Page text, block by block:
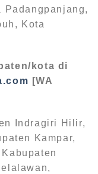
Padangpanjang,
Kota
kota di
[WA
Indragiri Hilir,
Kampar,